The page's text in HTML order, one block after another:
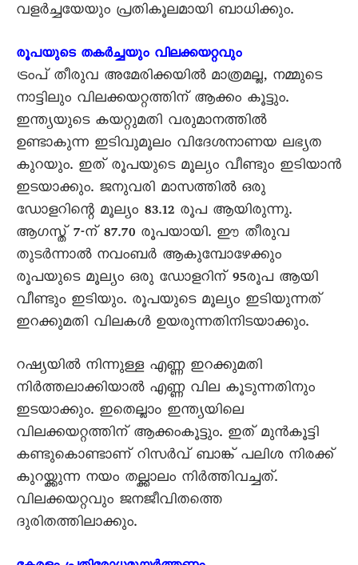
വളർച്ചയേയും പ്രതികൂലമായി ബാധിക്കും.
രൂപയുടെ തകർച്ചയും വിലക്കയറ്റവും
ട്രംപ് തീരുവ അമേരിക്കയിൽ മാത്രമല്ല, നമ്മുടെ
നാട്ടിലും വിലക്കയറ്റത്തിന് ആക്കം കൂട്ടും.
ഇന്ത്യയുടെ കയറ്റുമതി വരുമാനത്തിൽ
ഉണ്ടാകുന്ന ഇടിവുമൂലം വിദേശനാണയ ലഭ്യത
കുറയും. ഇത് രൂപയുടെ മൂല്യം വീണ്ടും ഇടിയാൻ
ഇടയാക്കും. ജനുവരി മാസത്തിൽ ഒരു
ഡോളറിന്റെ മൂല്യം 83.12 രൂപ ആയിരുന്നു.
ആഗസ്ത് 7-ന് 87.70 രൂപയായി. ഈ തീരുവ
തുടർന്നാൽ നവംബർ ആകുമ്പോഴേക്കും
രൂപയുടെ മൂല്യം ഒരു ഡോളറിന് 95രൂപ ആയി
വീണ്ടും ഇടിയും. രൂപയുടെ മൂല്യം ഇടിയുന്നത്
ഇറക്കുമതി വിലകൾ ഉയരുന്നതിനിടയാക്കും.
റഷ്യയിൽ നിന്നുള്ള എണ്ണ ഇറക്കുമതി
നിർത്തലാക്കിയാൽ എണ്ണ വില കൂടുന്നതിനും
ഇടയാക്കും. ഇതെല്ലാം ഇന്ത്യയിലെ
വിലക്കയറ്റത്തിന് ആക്കംകൂട്ടും. ഇത് മുൻകൂട്ടി
കണ്ടുകൊണ്ടാണ് റിസർവ് ബാങ്ക് പലിശ നിരക്ക്
കുറയ്ക്കുന്ന നയം തല്ക്കാലം നിർത്തിവച്ചത്.
വിലക്കയറ്റവും ജനജീവിതത്തെ
ദുരിതത്തിലാക്കും.